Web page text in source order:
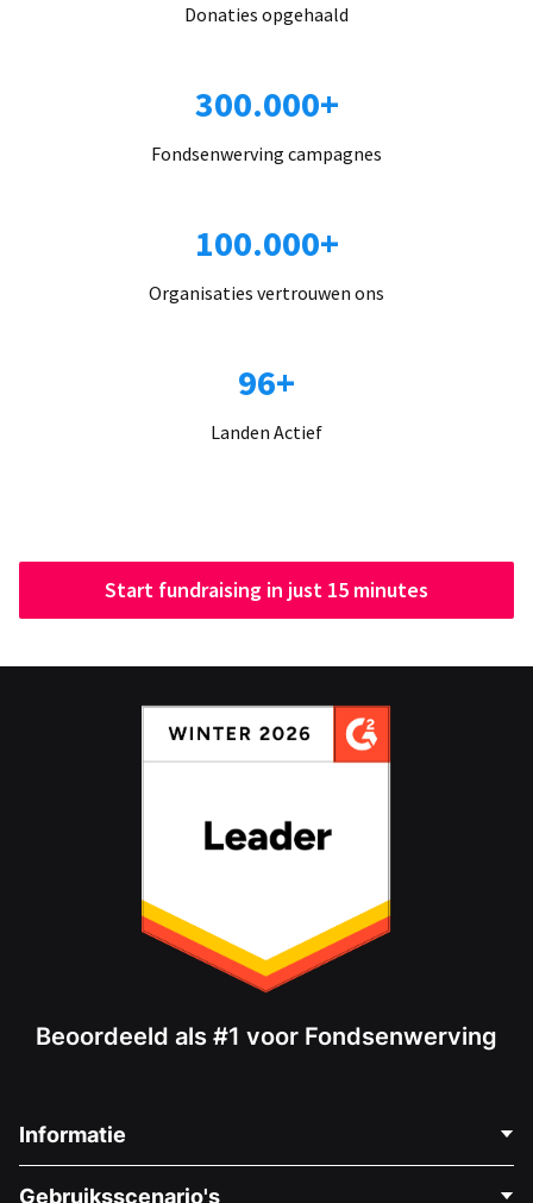
Donaties opgehaald
300.000+
Fondsenwerving campagnes
100.000+
Organisaties vertrouwen ons
96+
Landen Actief
Start fundraising in just 15 minutes
Beoordeeld als #1 voor Fondsenwerving
Informatie
Gebruiksscenario's